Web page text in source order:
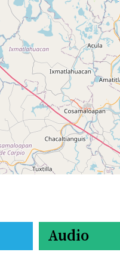
Audio